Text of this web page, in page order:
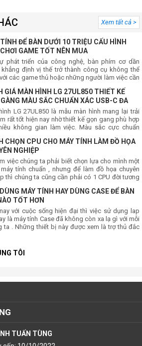
Xem tất cả >
TÍNH ĐỂ BÀN DƯỚI 10 TRIỆU CẤU HÌNH
GAME TỐT NÊN MUA
phát triển của công nghệ, bàn phím cơ dần
định vị thế trở thành công cụ không thể
các game thủ hoặc những người làm việc cần
thao tác nhanh chóng thực thiện các lệnh
GIÁ MÀN HÌNH LG 27UL850 THIẾT KẾ
GÀNG MÀU SẮC CHUẨN XÁC USB-C ĐA
LG 27UL850 là mẫu màn hình mang lại trải
rất tốt hiện nay nhờ thiết kế gọn gang phù hợp
không gian làm việc. Màu sắc cực chuẩn
CHỌN CPU CHO MÁY TÍNH LÀM ĐỒ HỌA
NGHIỆP
việc chúng ta phải biết chọn lựa cho mình một
máy tính chuẩn , nhưng để làm đồ họa chuyên
thì chúng ta cũng cần phải có 1 CPU đời tương
một tý thì mới có thể chạy nuột nà đ
MÁY TÍNH HAY DÙNG CASE ĐỂ BÀN
TỐT HƠN
với cuộc sống hiện đại thì việc sử dụng lap
là máy tính Case đã không còn xa lạ gì với mỗi
ta . Những thiết bị này được xem là trợ thủ đắc
TÔI
TUẤN TÙNG